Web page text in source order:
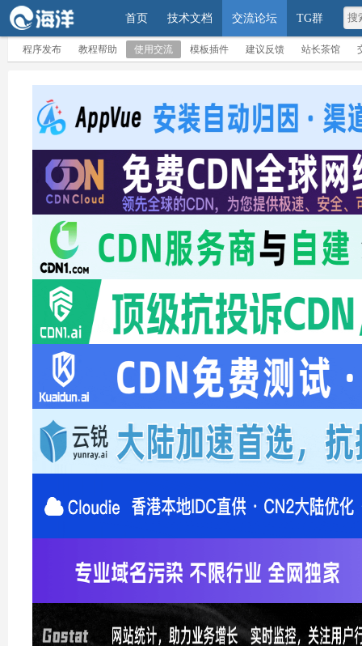
首页 技术文档 交流论坛 TG群
程序发布 教程帮助 使用交流 模板插件 建议反馈 站长茶馆